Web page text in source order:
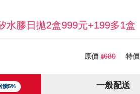
水膠日拋2盒999元+199多1盒
原價 680 特價
饋5% 一般配送